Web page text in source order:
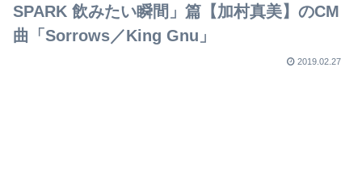
SPARK 飲みたい瞬間」篇【加村真美】のCM
曲「Sorrows／King Gnu」
2019.02.27